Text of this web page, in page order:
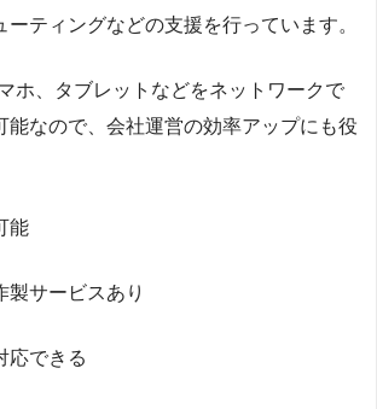
ティングなどの支援を行っています。
ホ、タブレットなどをネットワークで
能なので、会社運営の効率アップにも役
能
製サービスあり
応できる